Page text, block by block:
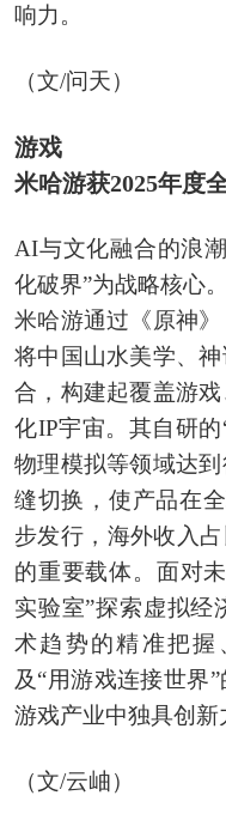
响力。
（文/问天）
游戏
米哈游获2025年度
AI与文化融合的浪
化破界”为战略核心
米哈游通过《原神
将中国山水美学、
合，构建起覆盖游
化IP宇宙。其自研的
物理模拟等领域达
缝切换，使产品在
步发行，海外收入
的重要载体。面对
实验室”探索虚拟经
术趋势的精准把握
及“用游戏连接世界
游戏产业中独具创新
（文/云岫）